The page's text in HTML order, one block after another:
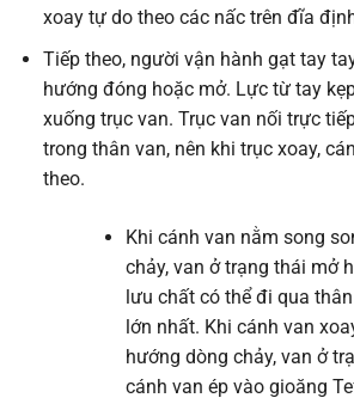
xoay tự do theo các nấc trên đĩa
Tiếp theo, người vận hành gạt tay
hướng đóng hoặc mở. Lực từ tay
xuống trục van. Trục van nối trực
trong thân van, nên khi trục xoay,
theo.
Khi cánh van nằm song
chảy, van ở trạng thái mở
lưu chất có thể đi qua
lớn nhất. Khi cánh van
hướng dòng chảy, van ở
cánh van ép vào gioăng